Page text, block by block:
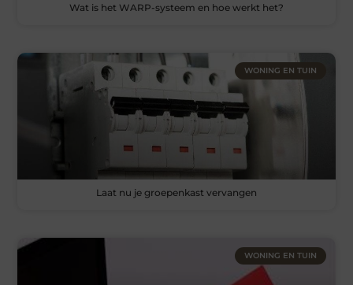
Wat is het WARP-systeem en hoe werkt het?
WONING EN TUIN
Laat nu je groepenkast vervangen
WONING EN TUIN